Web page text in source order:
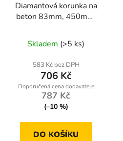
Diamantová korunka na
beton 83mm, 450mm,
Skladem (>5 ks)
583 Kč bez DPH
706 Kč
787 Kč
(–10 %)
DO KOŠÍKU